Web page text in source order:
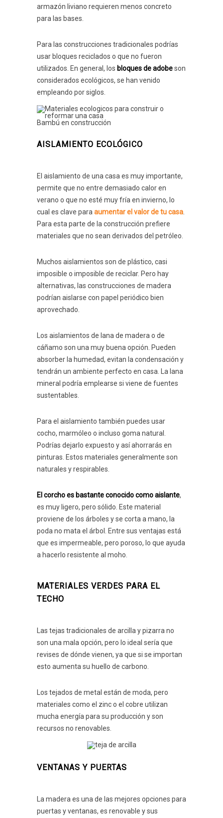
armazón liviano requieren menos concreto
para las bases.
Para las construcciones tradicionales podrías
usar bloques reciclados o que no fueron
utilizados. En general, los bloques de adobeson
considerados ecológicos, se han venido
empleando por siglos.
Bambú en construcción
AISLAMIENTO ECOLÓGICO
El aislamiento de una casa es muy importante,
permite que no entre demasiado calor en
verano o que no esté muy fría en invierno, lo
cual es clave paraaumentar el valor de tu casa.
Para esta parte de la construcción prefiere
materiales que no sean derivados del petróleo.
Muchos aislamientos son de plástico, casi
imposible o imposible de reciclar. Pero hay
alternativas, las construcciones de madera
podrían aislarse con papel periódico bien
aprovechado.
Los aislamientos de lana de madera o de
cáñamo son una muy buena opción. Pueden
absorber la humedad, evitan la condensación y
tendrán un ambiente perfecto en casa. La lana
mineral podría emplearse si viene de fuentes
sustentables.
Para el aislamiento también puedes usar
cocho, marmóleo o incluso goma natural.
Podrías dejarlo expuesto y así ahorrarás en
pinturas. Estos materiales generalmente son
naturales y respirables.
El corcho es bastante conocido como aislante,
es muy ligero, pero sólido. Este material
proviene de los árboles y se corta a mano, la
poda no mata el árbol. Entre sus ventajas está
que es impermeable, pero poroso, lo que ayuda
a hacerlo resistente al moho.
MATERIALES VERDES PARA EL
TECHO
Las tejas tradicionales de arcilla y pizarra no
son una mala opción, pero lo ideal sería que
revises de dónde vienen, ya que si se importan
esto aumenta su huello de carbono.
Los tejados de metal están de moda, pero
materiales como el zinc o el cobre utilizan
mucha energía para su producción y son
recursos no renovables.
VENTANAS Y PUERTAS
La madera es una de las mejores opciones para
puertas y ventanas, es renovable y sus